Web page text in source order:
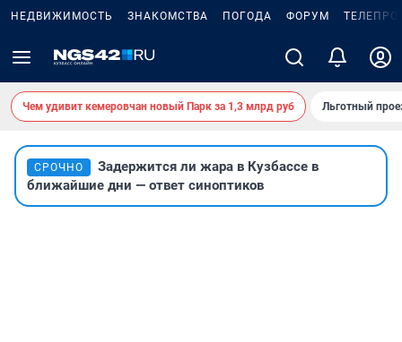
НЕДВИЖИМОСТЬ ЗНАКОМСТВА ПОГОДА ФОРУМ
Чем удивит кемеровчан новый Парк за 1,3 млрд руб Льготный
СРОЧНО
Задержится ли жара в Кузбассе в
ближайшие дни — ответ синоптиков